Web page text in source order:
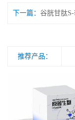
下一篇：
推荐产品：